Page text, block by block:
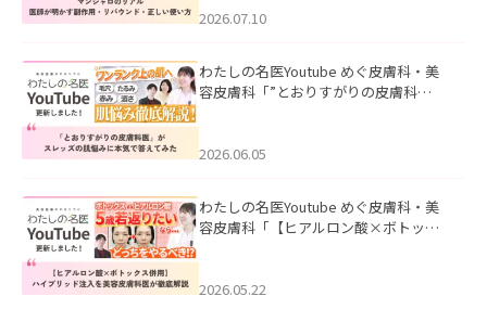
た。
2026.07.10
わたしの名医Youtube めぐ皮膚科・美
容皮膚科「”とおりすがりの皮膚科
2026.06.05
わたしの名医Youtube めぐ皮膚科・美
容皮膚科「【ヒアルロン酸×ボトック
た。
2026.05.22